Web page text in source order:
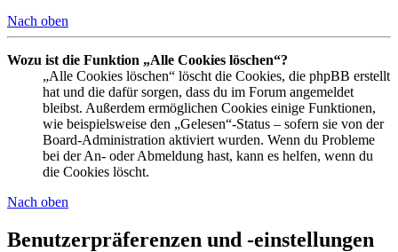
Nach oben
Wozu ist die Funktion „Alle Cookies löschen“?
„Alle Cookies löschen“ löscht die Cookies, die phpBB erstellt
hat und die dafür sorgen, dass du im Forum angemeldet
bleibst. Außerdem ermöglichen Cookies einige Funktionen,
wie beispielsweise den „Gelesen“-Status – sofern sie von der
Board-Administration aktiviert wurden. Wenn du Probleme
bei der An- oder Abmeldung hast, kann es helfen, wenn du
die Cookies löscht.
Nach oben
Benutzerpräferenzen und -einstellungen